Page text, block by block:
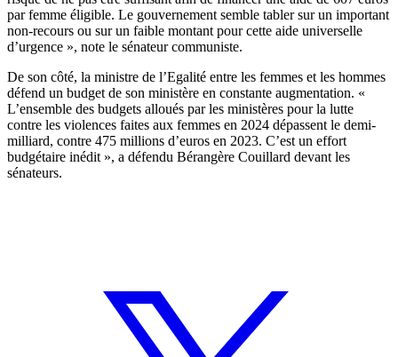
par femme éligible. Le gouvernement semble tabler sur un important
non-recours ou sur un faible montant pour cette aide universelle
d’urgence », note le sénateur communiste.
De son côté, la ministre de l’Egalité entre les femmes et les hommes
défend un budget de son ministère en constante augmentation. «
L’ensemble des budgets alloués par les ministères pour la lutte
contre les violences faites aux femmes en 2024 dépassent le demi-
milliard, contre 475 millions d’euros en 2023. C’est un effort
budgétaire inédit », a défendu Bérangère Couillard devant les
sénateurs.